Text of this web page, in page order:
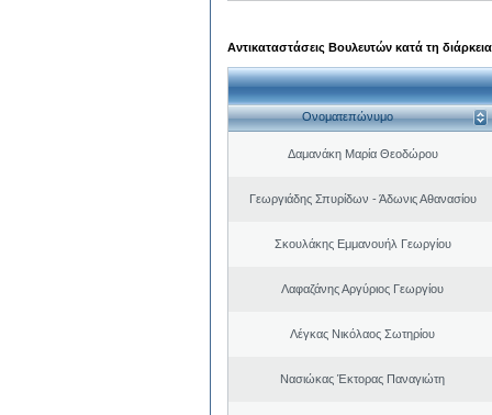
Αντικαταστάσεις Βουλευτών κατά τη
Ονοματεπώνυμο
Δαμανάκη Μαρία Θεοδώρου
Γεωργιάδης Σπυρίδων - Άδωνις Αθανασίου
Σκουλάκης Εμμανουήλ Γεωργίου
Λαφαζάνης Αργύριος Γεωργίου
Λέγκας Νικόλαος Σωτηρίου
Νασιώκας Έκτορας Παναγιώτη